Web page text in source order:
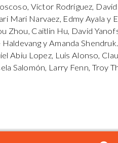
Víctor Rodríguez,
Mari Narvaez, Edmy Ayala y
Zhou, Caitlin Hu, David
y Amanda
Abiu Lopez, Luis Alonso,
Salomón, Larry Fenn, Troy